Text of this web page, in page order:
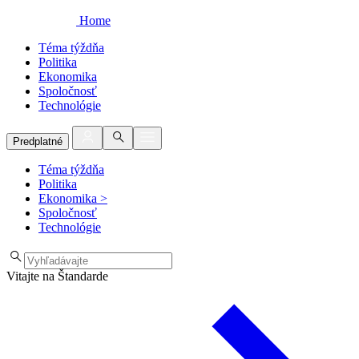
Home
Téma týždňa
Politika
Ekonomika
Spoločnosť
Technológie
Predplatné
Téma týždňa
Politika
Ekonomika >
Spoločnosť
Technológie
Vitajte na Štandarde